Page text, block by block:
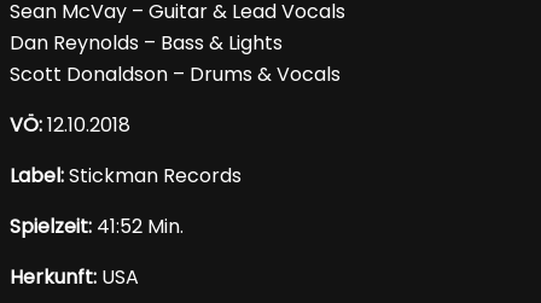
Sean McVay – Guitar & Lead Vocals
Dan Reynolds – Bass & Lights
Scott Donaldson – Drums & Vocals
VÖ:12.10.2018
Label:Stickman Records
Spielzeit: 41:52 Min.
Herkunft: USA